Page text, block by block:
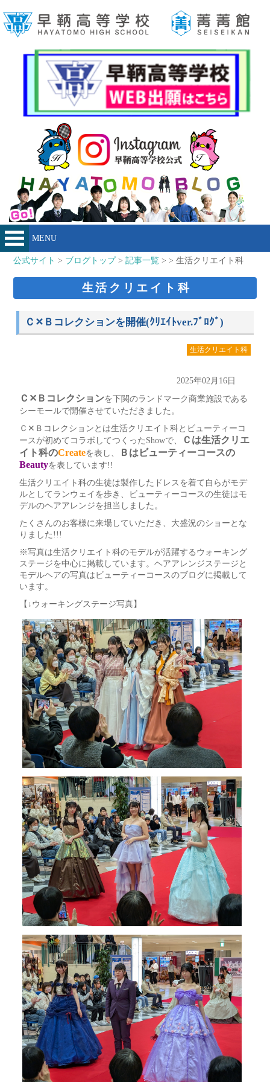
MENU
公式サイト > ブログトップ>記事一覧 > > 生活クリエイト科
生活クリエイト科
Ｃ✕Ｂコレクションを開催(ｸﾘｴｲﾄver.ﾌﾞﾛｸﾞ)
生活クリエイト科
2025年02月16日
Ｃ✕Ｂコレクションを下関のランドマーク商業施設である
シーモールで開催させていただきました。
Ｃ✕Ｂコレクションとは生活クリエイト科とビューティーコ
ースが初めてコラボしてつくったShowで、
Ｃは生活クリエ
イト科のCreateを表し、
Ｂはビューティーコースの
Beautyを表しています!!
生活クリエイト科の生徒は製作したドレスを着て自らがモデ
ルとしてランウェイを歩き、ビューティーコースの生徒はモ
デルのヘアアレンジを担当しました。
たくさんのお客様に来場していただき、大盛況のショーとな
りました!!!
※写真は生活クリエイト科のモデルが活躍するウォーキング
ステージを中心に掲載しています。ヘアアレンジステージと
モデルヘアの写真はビューティーコースのブログに掲載して
います。
【↓ウォーキングステージ写真】